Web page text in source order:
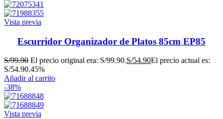
Vista previa
Escurridor Organizador de Platos 85cm EP85
S/99.90 El precio original era: S/99.90.S/54.90El precio actual es:
S/54.90.45%
Añadir al carrito
-38%
Vista previa